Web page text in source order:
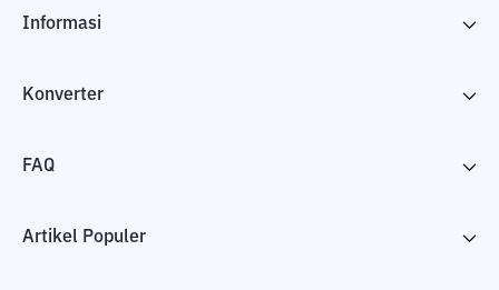
Informasi
Konverter
FAQ
Artikel Populer